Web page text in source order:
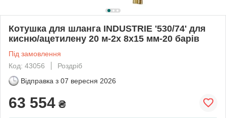
Котушка для шланга INDUSTRIE '530/74' для
кисню/ацетилену 20 м-2x 8x15 мм-20 барів
Під замовлення
Код: 43056
Роздріб
Відправка з 07 вересня 2026
63 554 ₴